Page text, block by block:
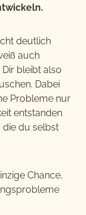
deutlich
auch
bleibt also
Dabei
Probleme nur
entstanden
die du selbst
Chance,